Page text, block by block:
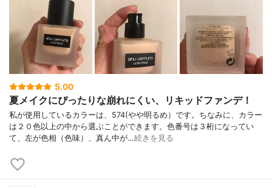
5.00
夏メイクにぴったりな崩れにくい、リキッドファンデ！
私が使用しているカラーは、574(やや明るめ）です。ちなみに、カラー
は２０色以上の中から選ぶことができます。色番号は３桁になってい
て、左が色相（色味）、真ん中が…続きを見る